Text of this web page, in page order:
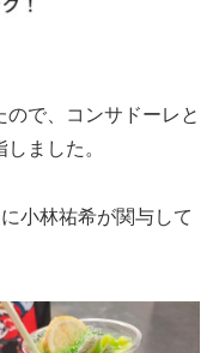
で、コンサドーレと
ました。
小林祐希が関与して